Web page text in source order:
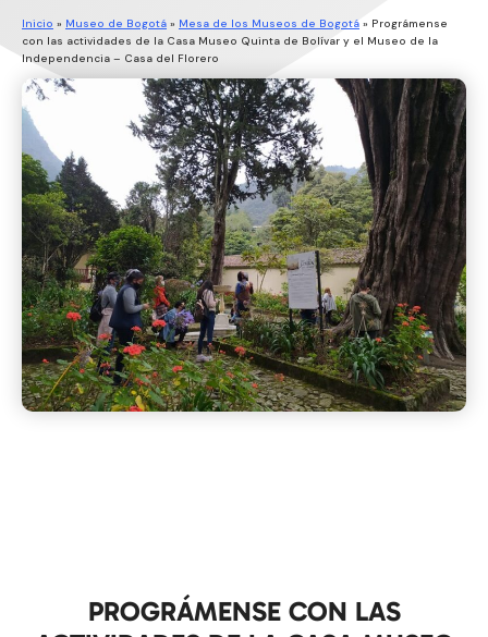
Inicio » Museo de Bogotá » Mesa de los Museos de Bogotá » Prográmense
con las actividades de la Casa Museo Quinta de Bolívar y el Museo de la
Independencia – Casa del Florero
PROGRÁMENSE CON LAS